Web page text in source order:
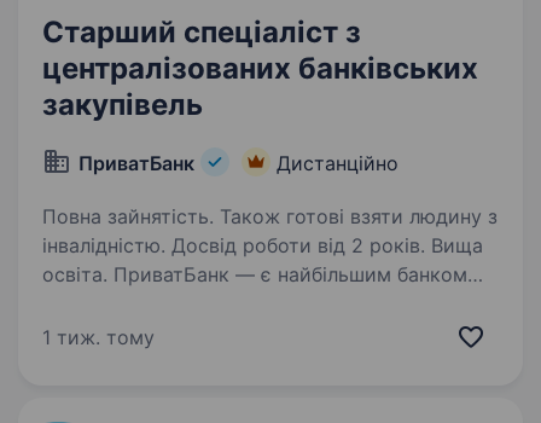
Старший спеціаліст з
централізованих банківських
закупівель
ПриватБанк Дистанційно
Повна зайнятість. Також готові взяти людину з
інвалідністю. Досвід роботи від 2 років. Вища
освіта. ПриватБанк — є найбільшим банком
банків світу. Займає лідуючі позиції за всіма
1 тиж. тому